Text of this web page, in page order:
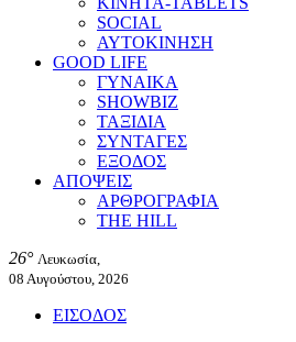
SOCIAL
ΑΥΤΟΚΙΝΗΣΗ
GOOD LIFE
ΓΥΝΑΙΚΑ
SHOWBIZ
ΤΑΞΙΔΙΑ
ΣΥΝΤΑΓΕΣ
ΕΞΟΔΟΣ
ΑΠΟΨΕΙΣ
ΑΡΘΡΟΓΡΑΦΙΑ
THE HILL
26° Λευκωσία,
08 Αυγούστου, 2026
ΕΙΣΟΔΟΣ